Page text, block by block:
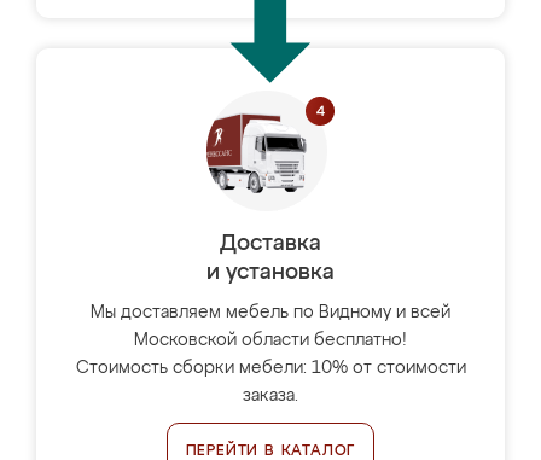
Доставка
и установка
Мы доставляем мебель по Видному и всей
Московской области бесплатно!
Стоимость сборки мебели: 10% от стоимости
заказа.
ПЕРЕЙТИ В КАТАЛОГ